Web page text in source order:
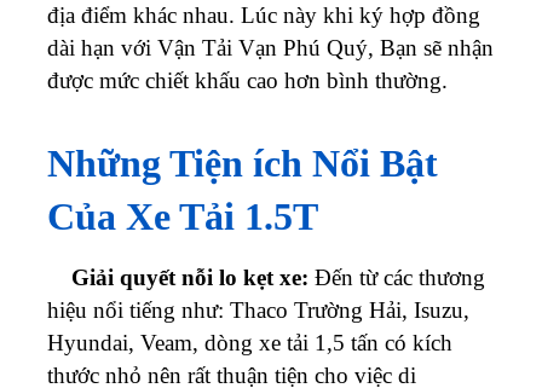
địa điểm khác nhau. Lúc này khi ký hợp đồng
dài hạn với Vận Tải Vạn Phú Quý, Bạn sẽ nhận
được mức chiết khấu cao hơn bình thường.
Những Tiện ích Nổi Bật
Của Xe Tải 1.5T
Giải quyết nỗi lo kẹt xe: Đến từ các thương
hiệu nổi tiếng như: Thaco Trường Hải, Isuzu,
Hyundai, Veam, dòng xe tải 1,5 tấn có kích
thước nhỏ nên rất thuận tiện cho việc di